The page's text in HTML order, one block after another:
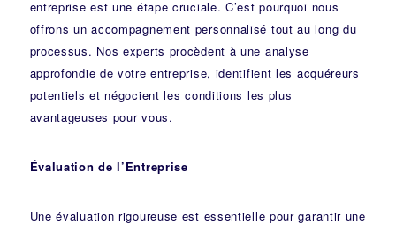
entreprise est une étape cruciale. C’est pourquoi nous
offrons un accompagnement personnalisé tout au long du
processus. Nos experts procèdent à une analyse
approfondie de votre entreprise, identifient les acquéreurs
potentiels et négocient les conditions les plus
avantageuses pour vous.
Évaluation de l’Entreprise
Une évaluation rigoureuse est essentielle pour garantir une